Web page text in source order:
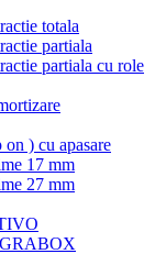
totala
partiala
partiala cu role
) cu apasare
17 mm
27 mm